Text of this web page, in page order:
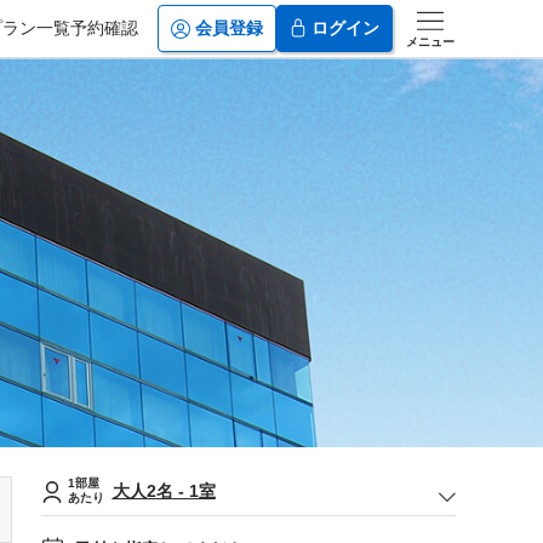
ン一覧予約確認 会員登録 ログイン
メニュー
1部屋
あたり
大人2名 - 1室